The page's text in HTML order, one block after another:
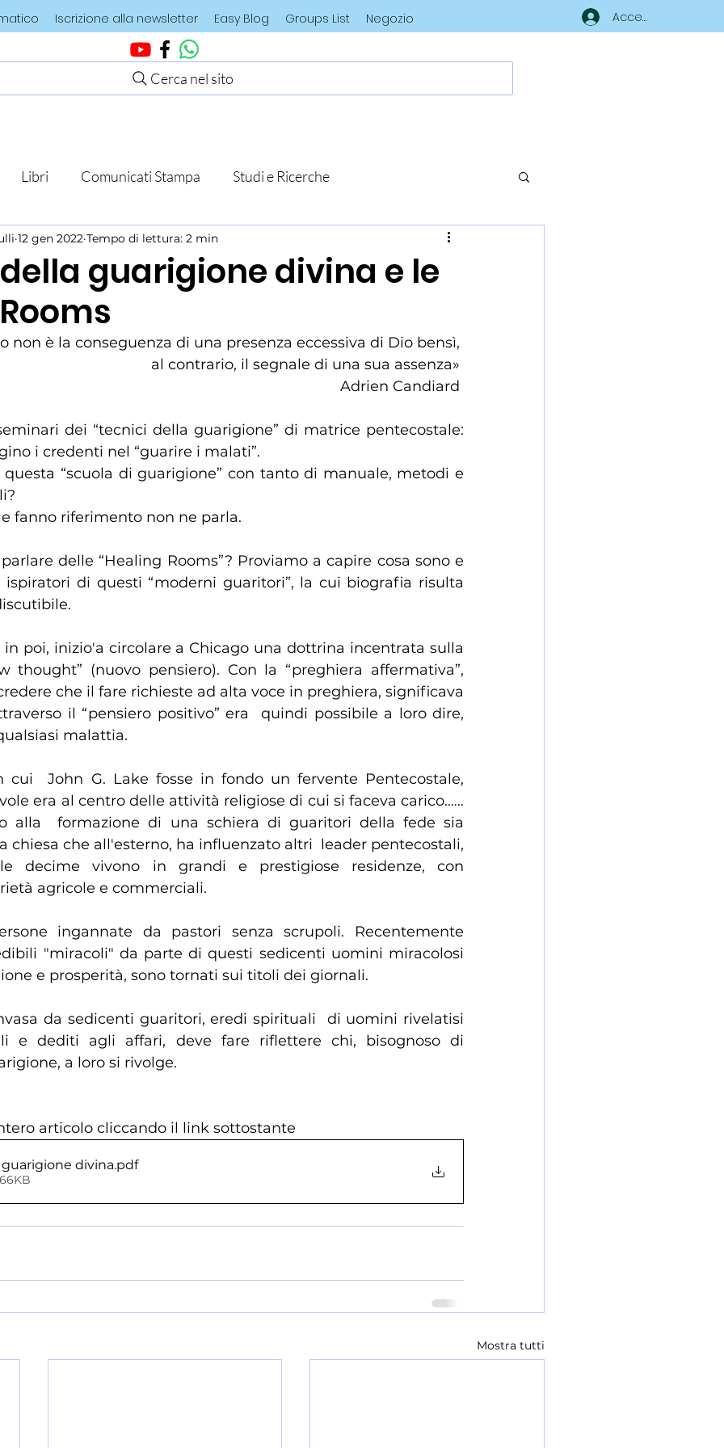
Iscrizione alla newsletter Easy Blog Groups List Negozio Accedi
Cerca nel sito
Libri Comunicati Stampa Studi e Ricerche
guarigione divina e le
12 gen 2022 Tempo di lettura: 2 min
non è la conseguenza di una presenza eccessiva di Dio bensì,
al contrario, il segnale di una sua assenza»
Adrien Candiard
dei “tecnici della guarigione” di matrice pentecostale:
i credenti nel “guarire i malati”.
“scuola di guarigione” con tanto di manuale, metodi e
fanno riferimento non ne parla.
delle “Healing Rooms”? Proviamo a capire cosa sono e
di questi “moderni guaritori”, la cui biografia risulta
poi, inizio'a circolare a Chicago una dottrina incentrata sulla
thought” (nuovo pensiero). Con la “preghiera affermativa”,
che il fare richieste ad alta voce in preghiera, significava
il “pensiero positivo” era  quindi possibile a loro dire,
malattia.
cui  John G. Lake fosse in fondo un fervente Pentecostale,
era al centro delle attività religiose di cui si faceva carico.…..
alla  formazione di una schiera di guaritori della fede sia
chiesa che all'esterno, ha influenzato altri  leader pentecostali,
decime vivono in grandi e prestigiose residenze, con
agricole e commerciali.
ingannate da pastori senza scrupoli. Recentemente
"miracoli" da parte di questi sedicenti uomini miracolosi
e prosperità, sono tornati sui titoli dei giornali.
da sedicenti guaritori, eredi spirituali  di uomini rivelatisi
e dediti agli affari, deve fare riflettere chi, bisognoso di
a loro si rivolge.
articolo cliccando il link sottostante
divina.pdf
Mostra tutti